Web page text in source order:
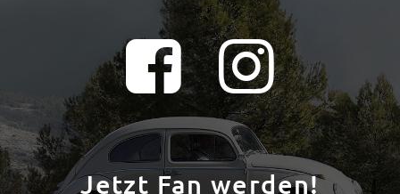
Jetzt Fan werden!